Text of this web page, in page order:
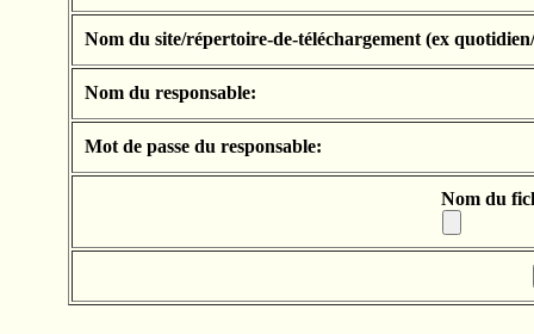
Nom du site/répertoire-de-téléchargement (ex
Nom du responsable:
Mot de passe du responsable:
Nom du